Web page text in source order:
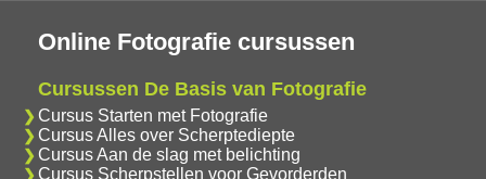
Online Fotografie cursussen
Cursussen De Basis van Fotografie
Cursus Starten met Fotografie
Cursus Alles over Scherptediepte
Cursus Aan de slag met belichting
Cursus Scherpstellen voor Gevorderden